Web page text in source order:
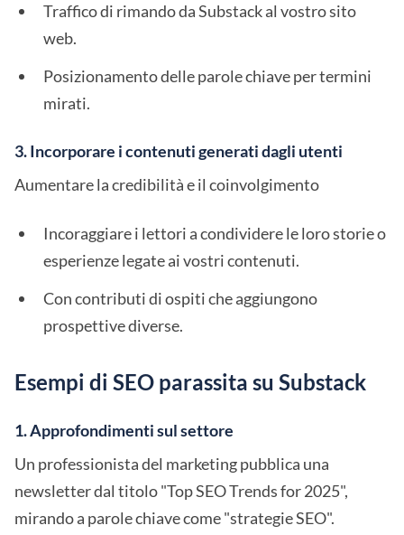
Traffico di rimando da Substack al vostro sito
web.
Posizionamento delle parole chiave per termini
mirati.
3. Incorporare i contenuti generati dagli utenti
Aumentare la credibilità e il coinvolgimento
Incoraggiare i lettori a condividere le loro storie o
esperienze legate ai vostri contenuti.
Con contributi di ospiti che aggiungono
prospettive diverse.
Esempi di SEO parassita su Substack
1. Approfondimenti sul settore
Un professionista del marketing pubblica una
newsletter dal titolo "Top SEO Trends for 2025",
mirando a parole chiave come "strategie SEO".